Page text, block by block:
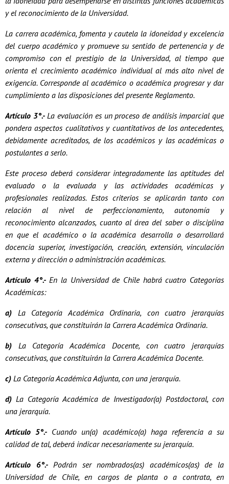
y el reconocimiento de la Universidad.
La carrera académica, fomenta y cautela la idoneidad y excelencia
del cuerpo académico y promueve su sentido de pertenencia y de
compromiso con el prestigio de la Universidad, al tiempo que
orienta el crecimiento académico individual al más alto nivel de
exigencia. Corresponde al académico o académica progresar y dar
cumplimiento a las disposiciones del presente Reglamento.
Artículo 3°.-La evaluación es un proceso de análisis imparcial que
pondera aspectos cualitativos y cuantitativos de los antecedentes,
debidamente acreditados, de los académicos y las académicas o
postulantes a serlo.
Este proceso deberá considerar integradamente las aptitudes del
evaluado o la evaluada y las actividades académicas y
profesionales realizadas. Estos criterios se aplicarán tanto con
relación al nivel de perfeccionamiento, autonomía y
reconocimiento alcanzados, cuanto al área del saber o disciplina
en que el académico o la académica desarrolla o desarrollará
docencia superior, investigación, creación, extensión, vinculación
externa y dirección o administración académicas.
Artículo 4°.-En la Universidad de Chile habrá cuatro Categorías
Académicas:
a) La Categoría Académica Ordinaria, con cuatro jerarquías
consecutivas, que constituirán la Carrera Académica Ordinaria.
b) La Categoría Académica Docente, con cuatro jerarquías
consecutivas, que constituirán la Carrera Académica Docente.
c) La Categoría Académica Adjunta, con una jerarquía.
d) La Categoría Académica de Investigador(a) Postdoctoral, con
una jerarquía.
Artículo 5°.- Cuando un(a) académico(a) haga referencia a su
calidad de tal, deberá indicar necesariamente su jerarquía.
Artículo 6°.-Podrán ser nombrados(as) académicos(as) de la
Universidad de Chile, en cargos de planta o a contrata, en